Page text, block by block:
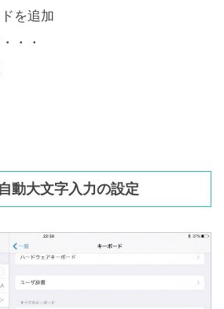
を追加
・・
動大文字入力の設定